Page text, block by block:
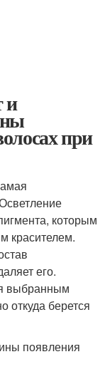
и
при
которым
красителем.
его.
выбранным
откуда берется
появления